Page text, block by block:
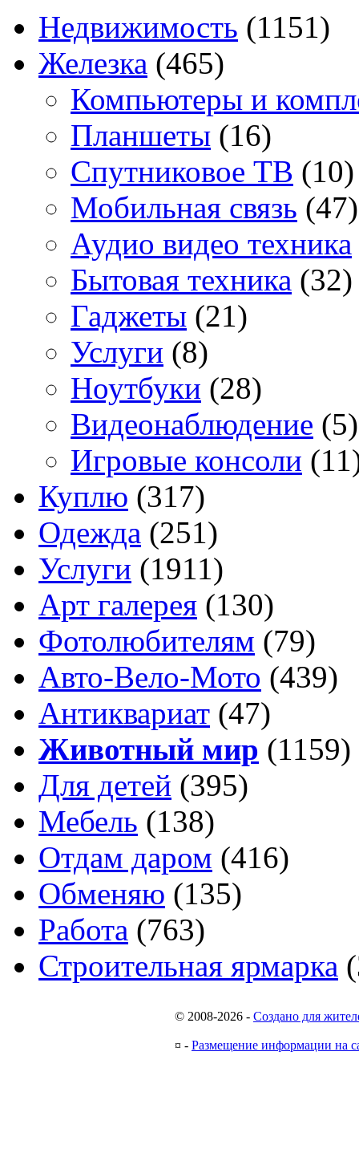
Недвижимость (1151)
Железка (465)
Компьютеры и
Планшеты (16)
Спутниковое ТВ (10)
Мобильная связь (47)
Аудио видео техника
Бытовая техника (32)
Гаджеты (21)
Услуги (8)
Ноутбуки (28)
Видеонаблюдение (5)
Игровые консоли
Куплю (317)
Одежда (251)
Услуги (1911)
Арт галерея (130)
Фотолюбителям (79)
Авто-Вело-Мото (439)
Антиквариат (47)
Животный мир (1159)
Для детей (395)
Мебель (138)
Отдам даром (416)
Обменяю (135)
Работа (763)
Строительная ярмарка
© 2008-2026 - Создано для
¤ - Размещение информации на